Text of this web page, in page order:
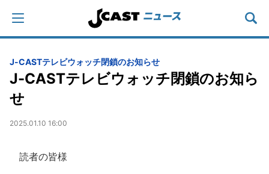
J-CASTテレビウォッチ閉鎖のお知らせ
J-CASTテレビウォッチ閉鎖のお知ら
せ
2025.01.10 16:00
読者の皆様